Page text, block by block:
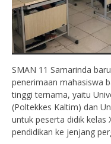
SMAN 11 Samarinda
penerimaan mahasiswa
tinggi ternama, yaitu
(Poltekkes Kaltim) dan
untuk peserta didik kelas
pendidikan ke jenjang